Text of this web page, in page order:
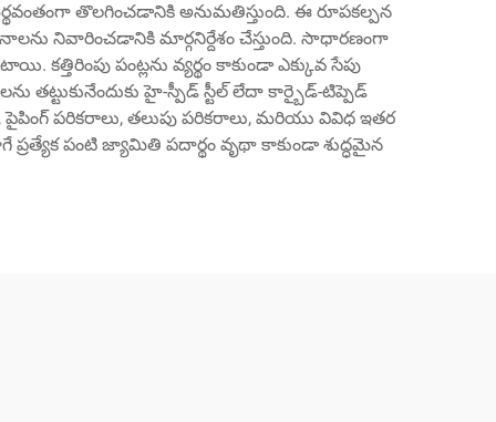
తొలగించడానికి అనుమతిస్తుంది. ఈ రూపకల్పన
నివారించడానికి మార్గనిర్దేశం చేస్తుంది. సాధారణంగా
పంట్లను వ్యర్థం కాకుండా ఎక్కువ సేపు
హై-స్పీడ్ స్టీల్ లేదా కార్బైడ్-టిప్పెడ్
పరికరాలు, తలుపు పరికరాలు, మరియు వివిధ ఇతర
పంటి జ్యామితి పదార్థం వృథా కాకుండా శుద్ధమైన